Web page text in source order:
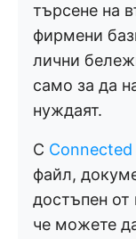
търсене на
фирмени
лични
само за да
нуждаят.
С Connected
файл,
достъпен от
че можете